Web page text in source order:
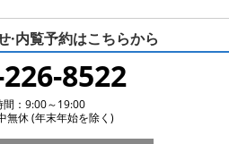
·内覧予約はこちらから
8522
間：9:00～19:00
無休 (年末年始を除く)